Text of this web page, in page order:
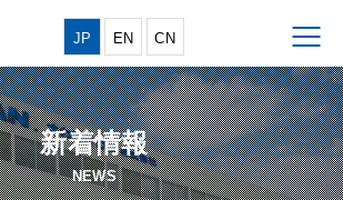
JP EN CN
新着情報